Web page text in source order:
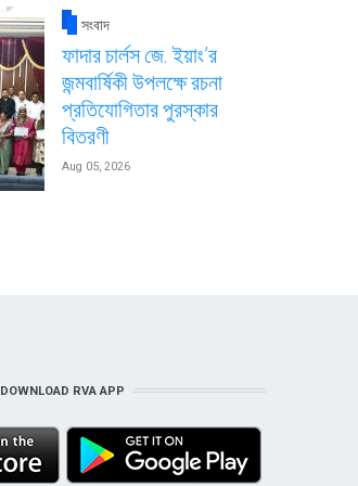
সংবাদ
ফাদার চার্লস জে. ইয়াং’র
জন্মবার্ষিকী উপলক্ষে রচনা
প্রতিযোগিতার পুরস্কার
বিতরণী
Aug 05, 2026
DOWNLOAD RVA APP